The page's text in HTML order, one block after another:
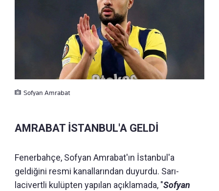
Sofyan Amrabat
AMRABAT İSTANBUL'A GELDİ
Fenerbahçe, Sofyan Amrabat'ın İstanbul'a
geldiğini resmi kanallarından duyurdu. Sarı-
lacivertli kulüpten yapılan açıklamada, "Sofyan